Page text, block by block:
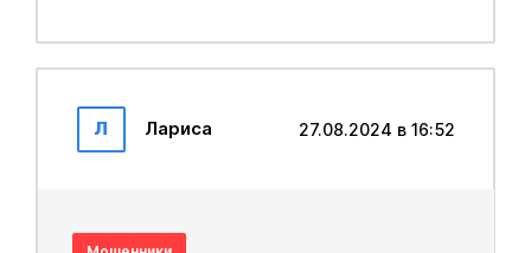
Л Лариса 27.08.2024 в 16:52